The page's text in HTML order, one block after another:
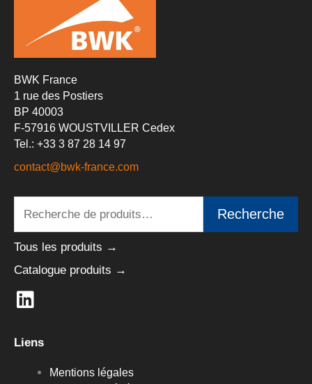
BWK France
1 rue des Postiers
BP 40003
F-57916 WOUSTVILLER Cedex
Tel.: +33 3 87 28 14 97
contact@bwk-france.com
pour :
Recherche
Tous les produits →
Catalogue produits →
L
i
k
Liens
Mentions légales